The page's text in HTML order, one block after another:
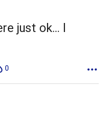
just ok… I
0